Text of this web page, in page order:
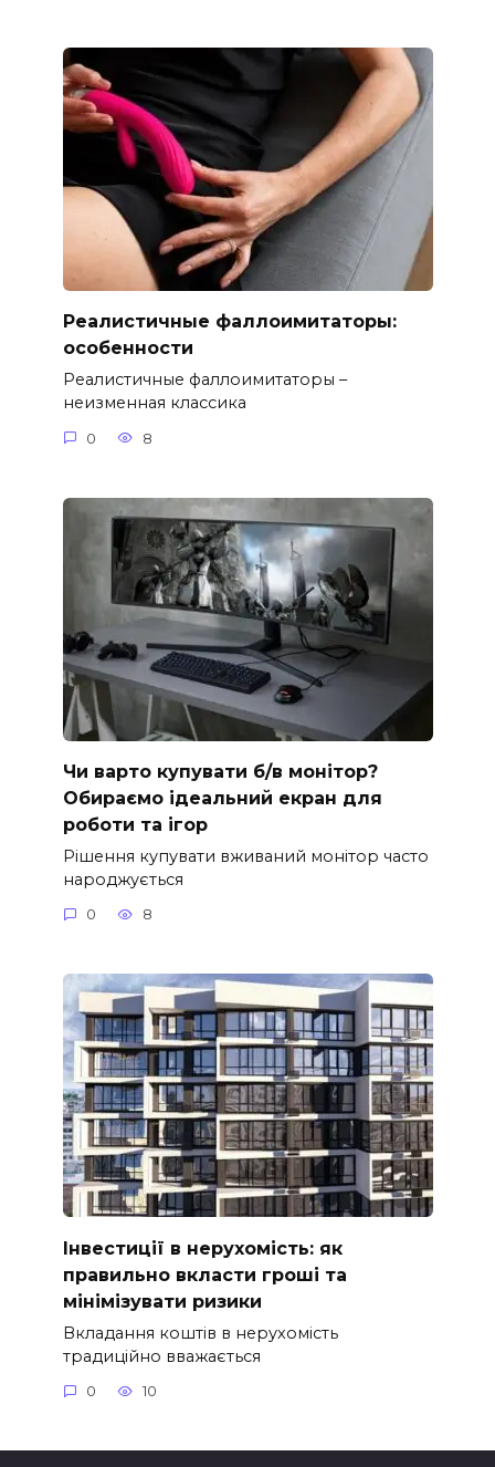
Реалистичные фаллоимитаторы:
особенности
Реалистичные фаллоимитаторы –
неизменная классика
0 8
Чи варто купувати б/в монітор?
Обираємо ідеальний екран для
роботи та ігор
Рішення купувати вживаний монітор часто
народжується
0 8
Інвестиції в нерухомість: як
правильно вкласти гроші та
мінімізувати ризики
Вкладання коштів в нерухомість
традиційно вважається
0 10